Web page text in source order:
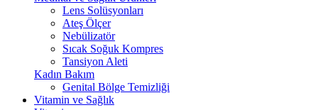
Lens Solüsyonları
Ateş Ölçer
Nebülizatör
Sıcak Soğuk Kompres
Tansiyon Aleti
Kadın Bakım
Genital Bölge Temizliği
Vitamin ve Sağlık